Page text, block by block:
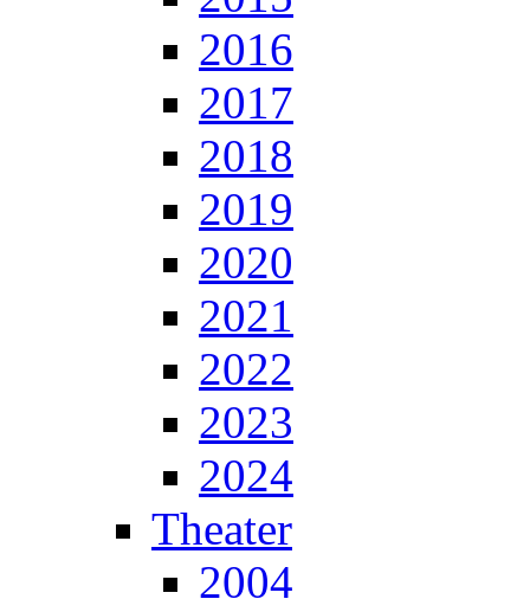
2016
2017
2018
2019
2020
2021
2022
2023
2024
Theater
2004